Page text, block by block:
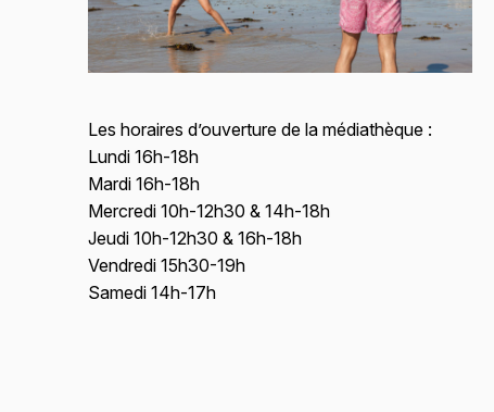
Les horaires d’ouverture de la médiathèque :
Lundi 16h-18h
Mardi 16h-18h
Mercredi 10h-12h30 & 14h-18h
Jeudi 10h-12h30 & 16h-18h
Vendredi 15h30-19h
Samedi 14h-17h